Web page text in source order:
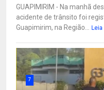
GUAPIMIRIM - Na manhã
acidente de trânsito foi
Guapimirim, na Região...
Leia
7